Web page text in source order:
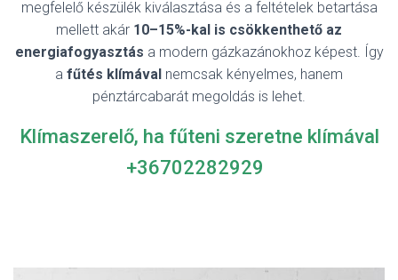
megfelelő készülék kiválasztása és a feltételek betartása
mellett akár 10–15%-kal is csökkenthető az
energiafogyasztás a modern gázkazánokhoz képest. Így
a fűtés klímával nemcsak kényelmes, hanem
pénztárcabarát megoldás is lehet.
Klímaszerelő, ha fűteni szeretne klímával
+36702282929